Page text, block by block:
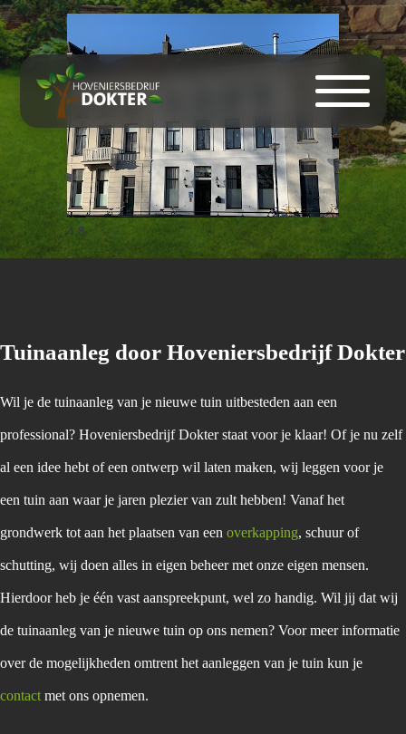
4.8
Tuinaanleg
Tuinaanleg door Hoveniersbedrijf Dokter
Wil je de tuinaanleg van je nieuwe tuin uitbesteden aan een
professional? Hoveniersbedrijf Dokter staat voor je klaar! Of je nu zelf
al een idee hebt of een ontwerp wil laten maken, wij leggen voor je
een tuin aan waar je jaren plezier van zult hebben! Vanaf het
grondwerk tot aan het plaatsen van een overkapping, schuur of
schutting, wij doen alles in eigen beheer met onze eigen mensen.
Hierdoor heb je één vast aanspreekpunt, wel zo handig. Wil jij dat wij
de tuinaanleg van je nieuwe tuin op ons nemen? Voor meer informatie
over de mogelijkheden omtrent het aanleggen van je tuin kun je
contact met ons opnemen.